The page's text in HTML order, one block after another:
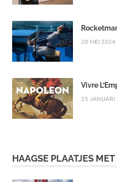
20 MEI 2024
Vivre
25 JANUARI
HAAGSE PLAATJES